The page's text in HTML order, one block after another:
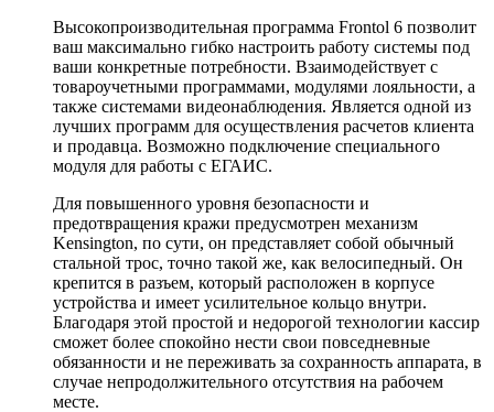
Высокопроизводительная программа Frontol 6 позволит
ваш максимально гибко настроить работу системы под
ваши конкретные потребности. Взаимодействует с
товароучетными программами, модулями лояльности, а
также системами видеонаблюдения. Является одной из
лучших программ для осуществления расчетов клиента
и продавца. Возможно подключение специального
модуля для работы с ЕГАИС.
Для повышенного уровня безопасности и
предотвращения кражи предусмотрен механизм
Kensington, по сути, он представляет собой обычный
стальной трос, точно такой же, как велосипедный. Он
крепится в разъем, который расположен в корпусе
устройства и имеет усилительное кольцо внутри.
Благодаря этой простой и недорогой технологии кассир
сможет более спокойно нести свои повседневные
обязанности и не переживать за сохранность аппарата, в
случае непродолжительного отсутствия на рабочем
месте.